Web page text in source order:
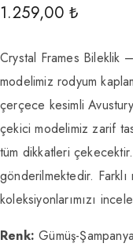
1.259,00 ₺
Crystal Frames Bileklik
modelimiz rodyum
çerçece kesimli
çekici modelimiz zarif
tüm dikkatleri
gönderilmektedir.
koleksiyonlarımızı
Renk: Gümüş-Şampanya